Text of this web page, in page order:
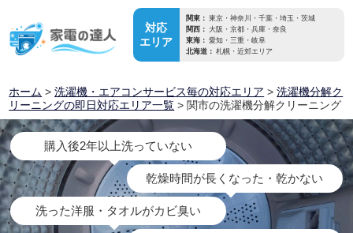
対応
エリア
関東： 東京・神奈川・千葉・埼玉・茨城
関西： 大阪・京都・兵庫・奈良
東海： 愛知・三重・岐阜
北海道： 札幌・近郊エリア
ホーム >洗濯機・エアコンサービス毎の対応エリア >洗濯機分解ク
リーニングの即日対応エリア一覧 > 関市の洗濯機分解クリーニング
購入後2年以上洗っていない
乾燥時間が長くなった・乾かない
洗った洋服・タオルがカビ臭い